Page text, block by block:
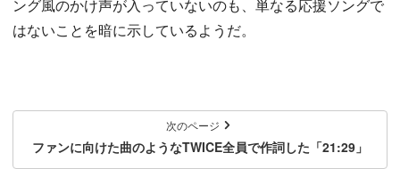
ング風のかけ声が入っていないのも、単なる応援ソングで
はないことを暗に示しているようだ。
次のページ
ファンに向けた曲のようなTWICE全員で作詞した「21:29」